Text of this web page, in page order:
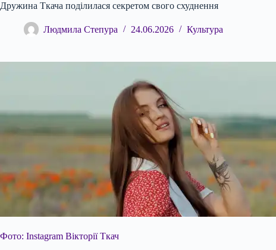
Дружина Ткача поділилася секретом свого схуднення
Людмила Степура 24.06.2026 Культура
Фото: Instagram Вікторії Ткач